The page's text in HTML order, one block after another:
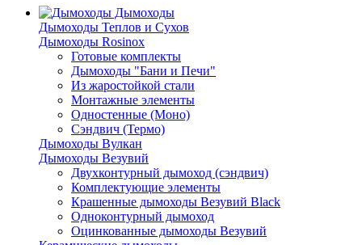
Дымоходы
Дымоходы Теплов и Сухов
Дымоходы Rosinox
Готовые комплекты
Дымоходы "Бани и Печи"
Из жаростойкой стали
Монтажные элементы
Одностенные (Моно)
Сэндвич (Термо)
Дымоходы Вулкан
Дымоходы Везувий
Двухконтурный дымоход (сэндвич)
Комплектующие элементы
Крашенные дымоходы Везувий Black
Одноконтурный дымоход
Оцинкованные дымоходы Везувий